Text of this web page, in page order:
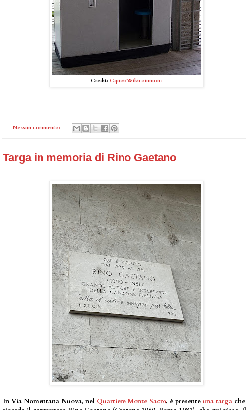
Credit: Cquoi/Wikicommons
Nessun commento:
Targa in memoria di Rino Gaetano
In Via Nomentana Nuova, nel Quartiere Monte Sacro, è presente una targa che